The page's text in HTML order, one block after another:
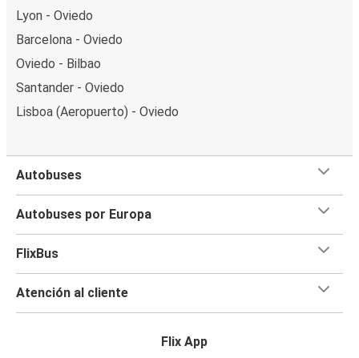
Lyon - Oviedo
Barcelona - Oviedo
Oviedo - Bilbao
Santander - Oviedo
Lisboa (Aeropuerto) - Oviedo
Autobuses
Autobuses por Europa
FlixBus
Atención al cliente
Flix App